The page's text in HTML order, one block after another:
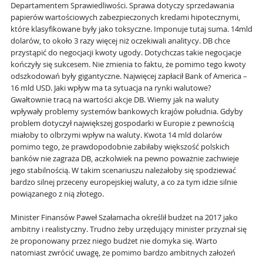
Departamentem Sprawiedliwości. Sprawa dotyczy sprzedawania
papierów wartościowych zabezpieczonych kredami hipotecznymi,
które klasyfikowane były jako toksyczne. Imponuje tutaj suma. 14mld
dolarów, to około 3 razy więcej niż oczekiwali analitycy. DB chce
przystąpić do negocjacji kwoty ugody. Dotychczas takie negocjacje
kończyły się sukcesem. Nie zmienia to faktu, że pomimo tego kwoty
odszkodowań były gigantyczne. Najwięcej zapłacił Bank of America –
16 mld USD. Jaki wpływ ma ta sytuacja na rynki walutowe?
Gwałtownie tracą na wartości akcje DB. Wiemy jak na waluty
wpływały problemy systemów bankowych krajów południa. Gdyby
problem dotyczył największej gospodarki w Europie z pewnością
miałoby to olbrzymi wpływ na waluty. Kwota 14 mld dolarów
pomimo tego, że prawdopodobnie zabiłaby większość polskich
banków nie zagraża DB, aczkolwiek na pewno poważnie zachwieje
jego stabilnością. W takim scenariuszu należałoby się spodziewać
bardzo silnej przeceny europejskiej waluty, a co za tym idzie silnie
powiązanego z nią złotego.
Minister Finansów Paweł Szałamacha określił budżet na 2017 jako
ambitny i realistyczny. Trudno żeby urzędujący minister przyznał się
że proponowany przez niego budżet nie domyka się. Warto
natomiast zwrócić uwagę, że pomimo bardzo ambitnych założeń